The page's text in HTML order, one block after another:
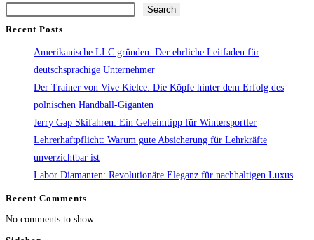
Search
Recent Posts
Amerikanische LLC gründen: Der ehrliche Leitfaden für
deutschsprachige Unternehmer
Der Trainer von Vive Kielce: Die Köpfe hinter dem Erfolg des
polnischen Handball-Giganten
Jerry Gap Skifahren: Ein Geheimtipp für Wintersportler
Lehrerhaftpflicht: Warum gute Absicherung für Lehrkräfte
unverzichtbar ist
Labor Diamanten: Revolutionäre Eleganz für nachhaltigen Luxus
Recent Comments
No comments to show.